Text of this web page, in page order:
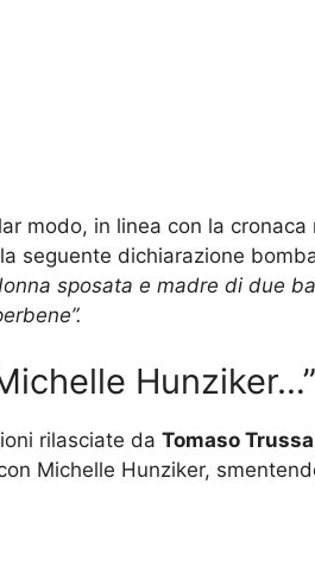
modo, in linea con la
seguente dichiarazione
sposata e madre di due
Hunziker…”
rilasciate da Tomaso
Michelle Hunziker,